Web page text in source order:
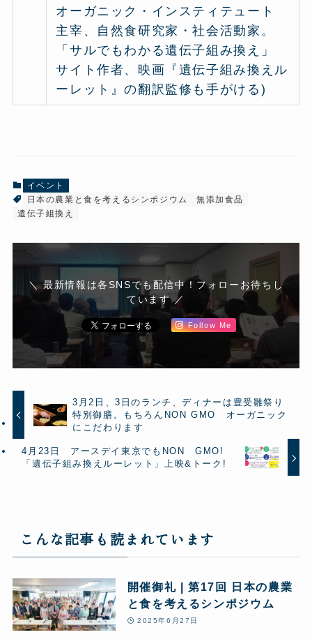
オーガニック・インスティテュート
主宰、自然食研究家・社会活動家。
「サルでもわかる遺伝子組み換え」
サイト作者、映画『遺伝子組み換えル
ーレット』の翻訳監修も手がける)
イベント
日本の農業と食を考えるシンポジウム
無添加食品
遺伝子組換え
＼ 最新情報は各SNSでも配信中！フォローお待ちし
ています ／
Follow Me
3月2日、3日のランチ、ディナーは豊受雛祭り
特別御膳。もちろんNON GMO オーガニック
にこだわります
4月23日 アースデイ東京でもNON GMO!
「遺伝子組み換えルーレット」上映&トーク!
こんな記事も読まれています
開催御礼 | 第17回 日本の農業
と食を考えるシンポジウム
2025年6月27日